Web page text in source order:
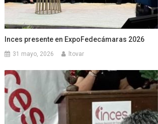
Inces presente en ExpoFedecámaras 2026
31 mayo, 2026 ltovar